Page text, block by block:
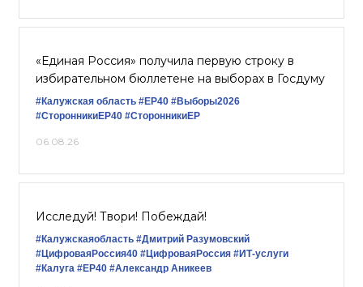
«Единая Россия» получила первую строку в
избирательном бюллетене на выборах в Госдуму
#Калужская область #ЕР40 #Выборы2026
#СторонникиЕР40 #СторонникиЕР
06.08.26
Исследуй! Твори! Побеждай!
#Калужскаяобласть #Дмитрий Разумовский
#ЦифроваяРоссия40 #ЦифроваяРоссия #ИТ-услуги
#Калуга #ЕР40 #Александр Аникеев